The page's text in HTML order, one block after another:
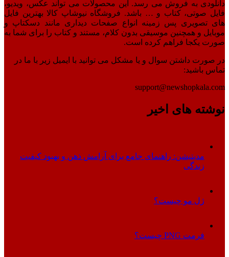
دانلودی به فروش می رسد. این محصولات می تواند عکس، ویدیو،
فایل صوتی، کتاب و … باشد. فروشگاه نیوشاپ کالا بهترین فایل
های تصویری پس زمینه انواع صفحات دیداری مانند دسکتاپ و
موبایل و همچنین موسیقی بدون کلام، مستند و کتاب را برای شما به
صورت یکجا فراهم کرده است.
در صورت داشتن سوال و یا مشکل می توانید با ایمیل زیر با ما در
تماس باشید:
support@newshopkala.com
نوشته های اخیر
مدیتیشن: راهنمای جامع برای آرامش ذهن و بهبود کیفیت
زندگی
ژل مو چیست؟
فرمت PNG چیست؟